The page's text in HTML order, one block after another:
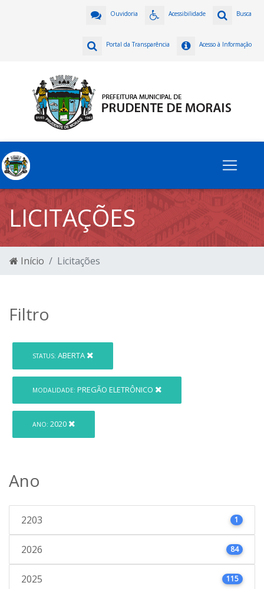
Busca
Acessibilidade
Ouvidoria
Acesso à Informação
Portal da Transparência
LICITAÇÕES
Início Licitações
Filtro
STATUS: ABERTA
MODALIDADE: PREGÃO ELETRÔNICO
ANO: 2020
Ano
2203 1
2026 84
2025 115